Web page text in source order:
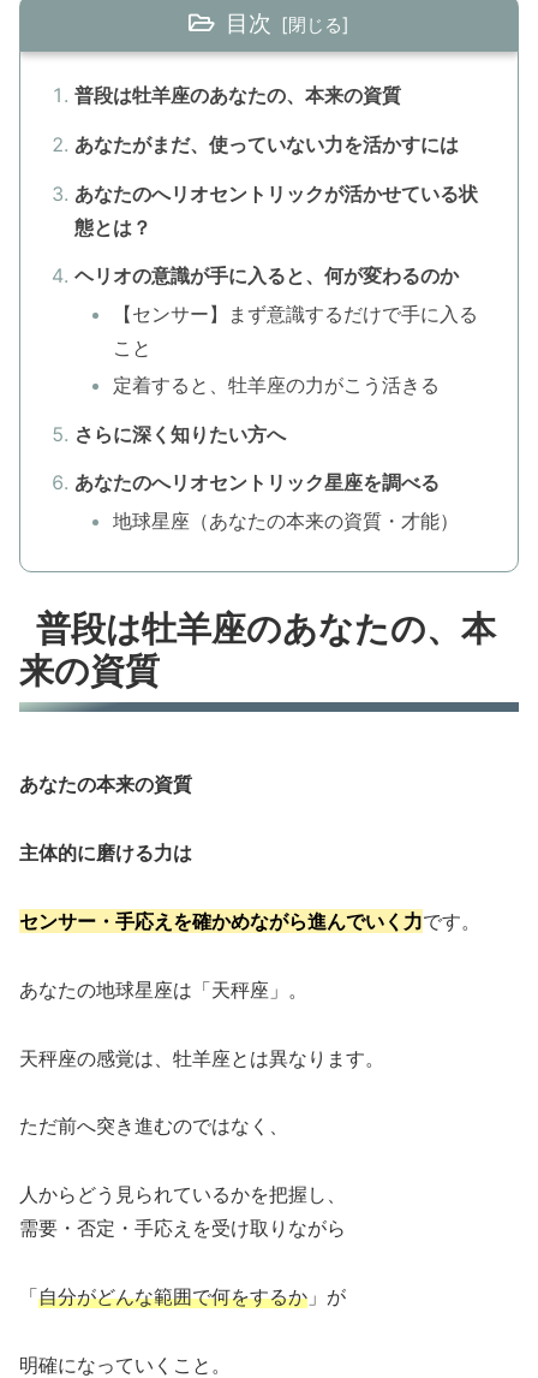
目次
普段は牡羊座のあなたの、本来の資質
あなたがまだ、使っていない力を活かすには
あなたのへリオセントリックが活かせている状
態とは？
ヘリオの意識が手に入ると、何が変わるのか
【センサー】まず意識するだけで手に入る
こと
定着すると、牡羊座の力がこう活きる
さらに深く知りたい方へ
あなたのへリオセントリック星座を調べる
地球星座（あなたの本来の資質・才能）
普段は牡羊座のあなたの、本
来の資質
あなたの本来の資質
主体的に磨ける力は
センサー・手応えを確かめながら進んでいく力です。
あなたの地球星座は「天秤座」。
天秤座の感覚は、牡羊座とは異なります。
ただ前へ突き進むのではなく、
人からどう見られているかを把握し、
需要・否定・手応えを受け取りながら
「自分がどんな範囲で何をするか 」が
明確になっていくこと。